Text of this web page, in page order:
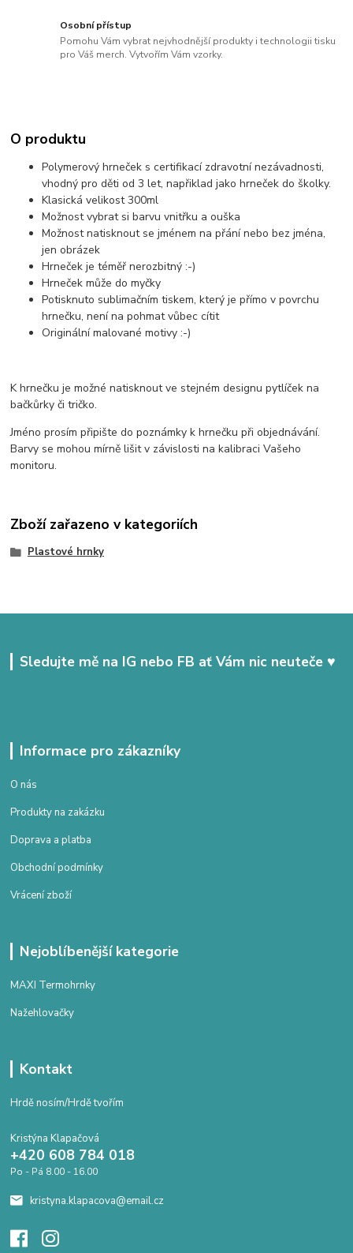
Osobní přístup
Pomohu Vám vybrat nejvhodnější produkty i technologii tisku
pro Váš merch. Vytvořím Vám vzorky.
O produktu
Polymerový hrneček s certifikací zdravotní nezávadnosti,
vhodný pro děti od 3 let, napřiklad jako hrneček do školky.
Klasická velikost 300ml
Možnost vybrat si barvu vnitřku a ouška
Možnost natisknout se jménem na přání nebo bez jména,
jen obrázek
Hrneček je téměř nerozbitný :-)
Hrneček může do myčky
Potisknuto sublimačním tiskem, který je přímo v povrchu
hrnečku, není na pohmat vůbec cítit
Originální malované motivy :-)
K hrnečku je možné natisknout ve stejném designu pytlíček na
bačkůrky či tričko.
Jméno prosím připište do poznámky k hrnečku při objednávání.
Barvy se mohou mírně lišit v závislosti na kalibraci Vašeho
monitoru.
Zboží zařazeno v kategoriích
Plastové hrnky
Sledujte mě na IG nebo FB ať Vám nic neuteče ♥
Informace pro zákazníky
O nás
Produkty na zakázku
Doprava a platba
Obchodní podmínky
Vrácení zboží
Nejoblíbenější kategorie
MAXI Termohrnky
Nažehlovačky
Kontakt
Hrdě nosím/Hrdě tvořím
Kristýna Klapačová
+420 608 784 018
Po - Pá 8.00 - 16.00
kristyna.klapacova@email.cz